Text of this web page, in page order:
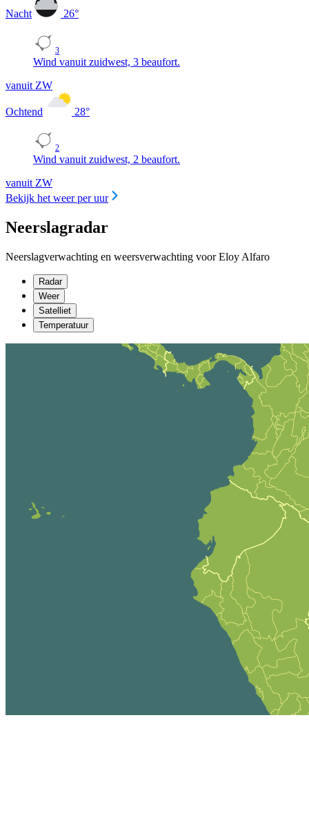
Nacht 26°
3
Wind vanuit zuidwest, 3 beaufort.
vanuit ZW
Ochtend 28°
2
Wind vanuit zuidwest, 2 beaufort.
vanuit ZW
Bekijk het weer per uur
Neerslagradar
Neerslagverwachting en weersverwachting voor Eloy Alfaro
Radar
Weer
Satelliet
Temperatuur